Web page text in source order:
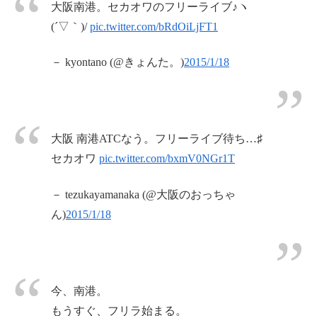
大阪南港。セカオワのフリーライブ♪ヽ
(´▽｀)/pic.twitter.com/bRdOiLjFT1
－ kyontano (@きょんた。)2015/1/18
大阪 南港ATCなう。フリーライブ待ち…♯
セカオワ pic.twitter.com/bxmV0NGr1T
－ tezukayamanaka (@大阪のおっちゃ
ん)2015/1/18
今、南港。
もうすぐ、フリラ始まる。